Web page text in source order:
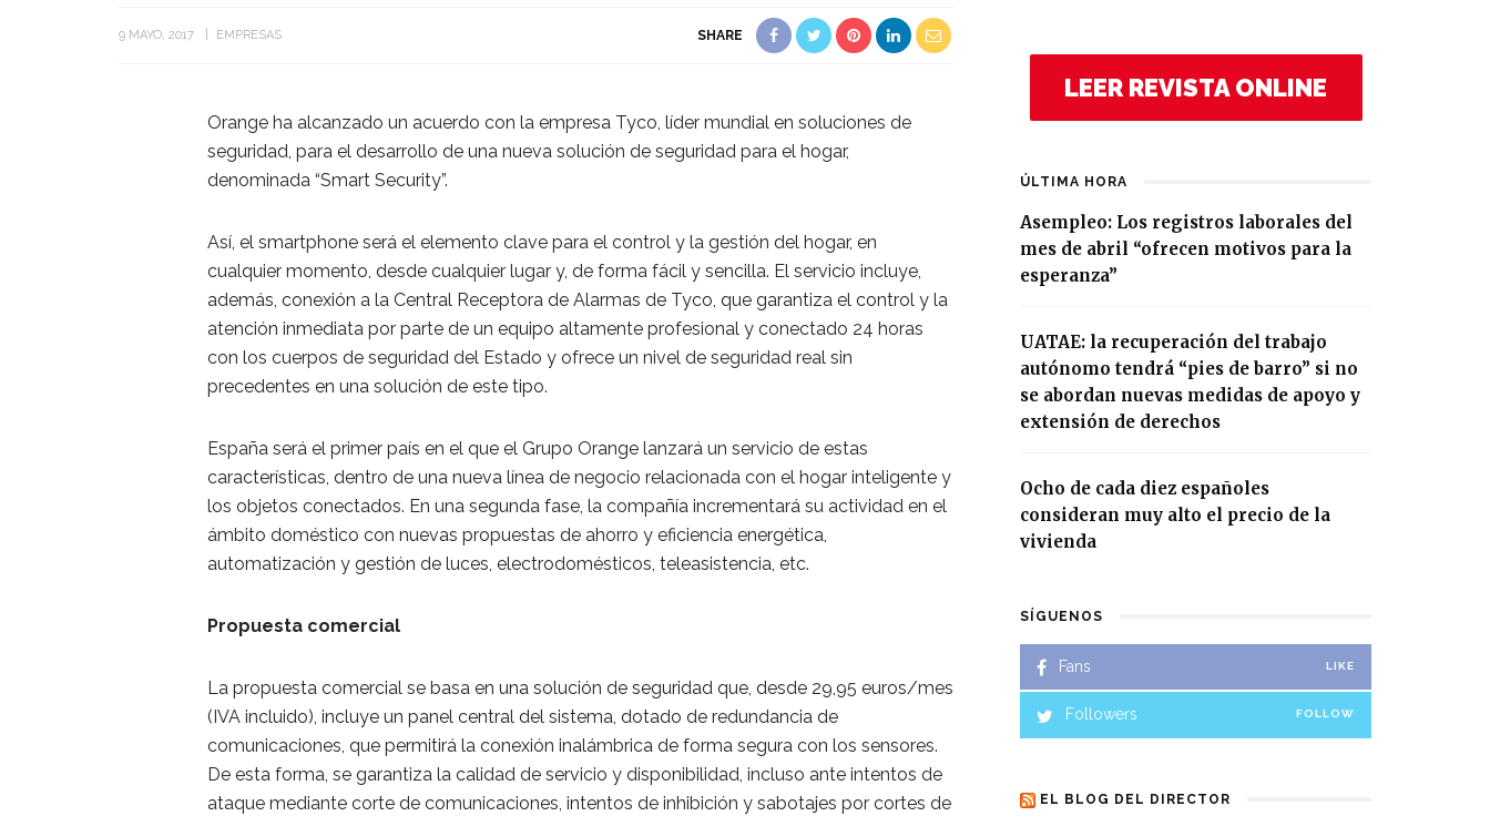
9 MAYO, 2017 EMPRESAS SHARE
Orange ha alcanzado un acuerdo con la empresa Tyco, líder mundial en soluciones de
seguridad, para el desarrollo de una nueva solución de seguridad para el hogar,
denominada “Smart Security”.
Así, el smartphone será el elemento clave para el control y la gestión del hogar, en
cualquier momento, desde cualquier lugar y, de forma fácil y sencilla. El servicio incluye,
además, conexión a la Central Receptora de Alarmas de Tyco, que garantiza el control y la
atención inmediata por parte de un equipo altamente profesional y conectado 24 horas
con los cuerpos de seguridad del Estado y ofrece un nivel de seguridad real sin
precedentes en una solución de este tipo.
España será el primer país en el que el Grupo Orange lanzará un servicio de estas
características, dentro de una nueva línea de negocio relacionada con el hogar inteligente y
los objetos conectados. En una segunda fase, la compañía incrementará su actividad en el
ámbito doméstico con nuevas propuestas de ahorro y eficiencia energética,
automatización y gestión de luces, electrodomésticos, teleasistencia, etc.
Propuesta comercial
La propuesta comercial se basa en una solución de seguridad que, desde 29,95 euros/mes
(IVA incluido), incluye un panel central del sistema, dotado de redundancia de
comunicaciones, que permitirá la conexión inalámbrica de forma segura con los sensores.
De esta forma, se garantiza la calidad de servicio y disponibilidad, incluso ante intentos de
ataque mediante corte de comunicaciones, intentos de inhibición y sabotajes por cortes de
LEER REVISTA ONLINE
ÚLTIMA HORA
Asempleo: Los registros laborales del
mes de abril “ofrecen motivos para la
esperanza”
UATAE: la recuperación del trabajo
autónomo tendrá “pies de barro” si no
se abordan nuevas medidas de apoyo y
extensión de derechos
Ocho de cada diez españoles
consideran muy alto el precio de la
vivienda
SÍGUENOS
Fans LIKE
Followers FOLLOW
EL BLOG DEL DIRECTOR